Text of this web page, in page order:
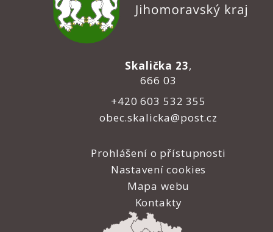
Skalička 23,
666 03
+420 603 532 355
obec.skalicka@post.cz
Prohlášení o přístupnosti
Nastavení cookies
Mapa webu
Kontakty